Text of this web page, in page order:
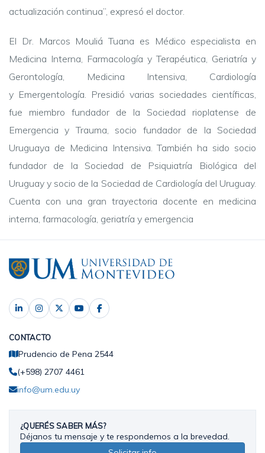
actualización continua”, expresó el doctor.
El Dr. Marcos Mouliá Tuana es Médico especialista en
Medicina Interna, Farmacología y Terapéutica, Geriatría y
Gerontología, Medicina Intensiva, Cardiología
y Emergentología. Presidió varias sociedades científicas,
fue miembro fundador de la Sociedad rioplatense de
Emergencia y Trauma, socio fundador de la Sociedad
Uruguaya de Medicina Intensiva. También ha sido socio
fundador de la Sociedad de Psiquiatría Biológica del
Uruguay y socio de la Sociedad de Cardiología del Uruguay.
Cuenta con una gran trayectoria docente en medicina
interna, farmacología, geriatría y emergencia
CONTACTO
Prudencio de Pena 2544
(+598) 2707 4461
info@um.edu.uy
¿QUERÉS SABER MÁS?
Déjanos tu mensaje y te respondemos a la brevedad.